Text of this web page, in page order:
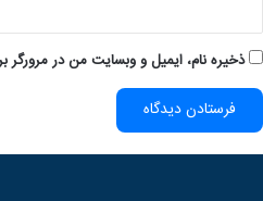
ذخیره نام، ایمیل و وبسایت من در مرورگر